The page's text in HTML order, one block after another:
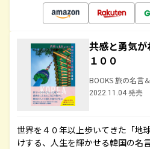
共感と勇気
１００
BOOKS 旅の名言
2022.11.04 発売
世界を４０年以上歩いてきた「地
けする、人生を輝かせる韓国の名